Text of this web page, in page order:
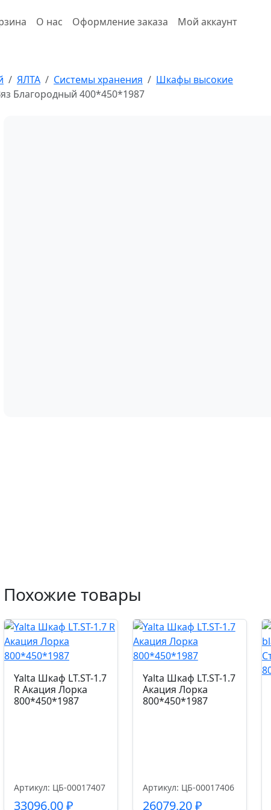
О нас Оформление заказа Мой аккаунт
ЯЛТА Системы хранения
Шкафы высокие
Благородный 400*450*1987
Похожие товары
Yalta Шкаф LT.ST-1.7
R Акация Лорка
800*450*1987
Артикул: ЦБ-00017407
33096,00₽
Yalta Шкаф LT.ST-1.7
Акация Лорка
800*450*1987
Артикул: ЦБ-00017406
26079,20₽